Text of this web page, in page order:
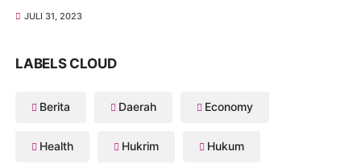
JULI 31, 2023
LABELS CLOUD
Berita Daerah Economy
Health Hukrim Hukum